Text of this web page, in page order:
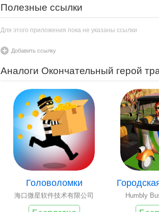
Полезные ссылки
Для этого приложения пока не указаны ссылки
Добавить ссылку
Аналоги Окончательный герой
Головоломки
海口微星软件技术有限公司 Humbly